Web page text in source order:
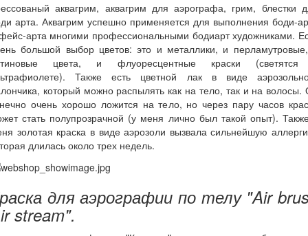
аквагрим, аквагрим для аэрографа, грим, блестки
арта. Аквагрим успешно применяется для выполнения боди-
арта многими профессиональными бодиарт художниками.
большой выбор цветов: это и металлики, и
цвета, и флуоресцентные краски
Также есть цветной лак в виде
который можно распылять как на тело, так и на волосы.
очень хорошо ложится на тело, но через пару часов
стать полупрозрачной (у меня лично был такой опыт).
золотая краска в виде аэрозоли вызвала сильнейшую
длилась около трех недель.
для аэрографии по телу "Air
stream".